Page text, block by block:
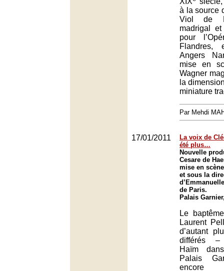
à la source
Viol de
madrigal
pour
Flandres,
Angers
mise en
Wagner
la
miniature
Par Mehdi
17/01/2011
La voix de
été plus…
Nouvelle
Cesare de
mise en
et sous la
de Paris.
Palais
Le
Laurent
d’autant
différés –
Haïm
Palais
encore